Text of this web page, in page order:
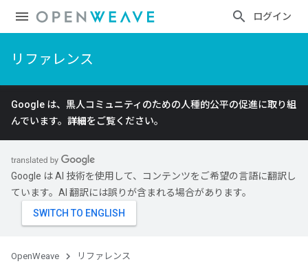
ログイン
リファレンス
Google は、黒人コミュニティのための人種的公平の促進に取り組
んでいます。 詳細をご覧ください。
Google は AI 技術を使用して、コンテンツをご希望の言語に翻訳し
ています。AI 翻訳には誤りが含まれる場合があります。
OpenWeave リファレンス